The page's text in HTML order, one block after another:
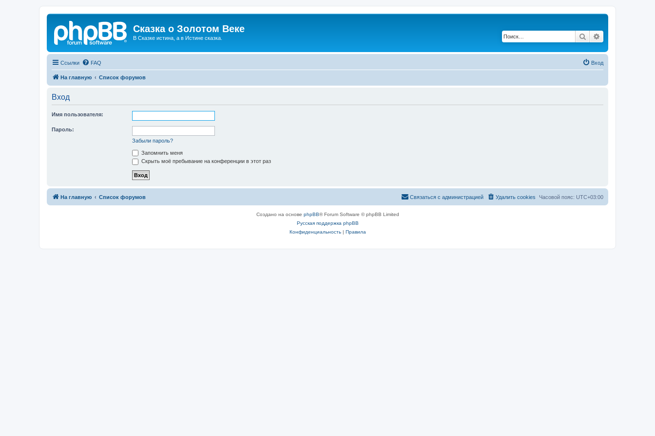
Сказка о Золотом Веке
В Сказке истина, а в Истине сказка. Поиск
Ссылки FAQ Вход
На главную Список форумов
Вход
Имя пользователя:
Пароль:
Забыли пароль?
Запомнить меня
Скрыть моё пребывание на конференции в этот раз
На главную Список форумов Часовой пояс: UTC+03:00
Удалить cookies
Связаться с администрацией
Создано на основе phpBB® Forum Software © phpBB Limited
Русская поддержка phpBB
Конфиденциальность| Правила